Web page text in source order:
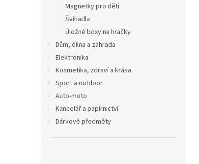
Magnetky pro děti
Švihadla
Úložné boxy na hračky
Dům, dílna a zahrada
Elektronika
Kosmetika, zdraví a krása
Sport a outdoor
Auto-moto
Kancelář a papírnictví
Dárkové předměty